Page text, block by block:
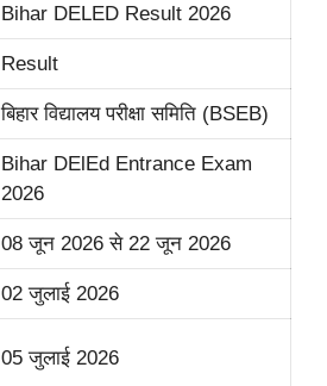
Bihar DELED Result 2026
Result
बिहार विद्यालय परीक्षा समिति (BSEB)
Bihar DElEd Entrance Exam
2026
08 जून 2026 से 22 जून 2026
02 जुलाई 2026
05 जुलाई 2026